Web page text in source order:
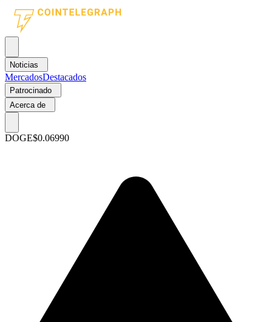
Noticias
MercadosDestacados
Patrocinado
Acerca de
DOGE$0.06990